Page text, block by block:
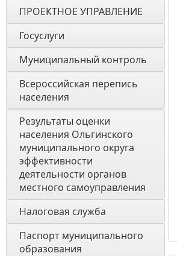
ПРОЕКТНОЕ УПРАВЛЕНИЕ
Госуслуги
Муниципальный контроль
Всероссийская перепись
населения
Результаты оценки
населения Ольгинского
муниципального округа
эффективности
деятельности органов
местного самоуправления
Налоговая служба
Паспорт муниципального
образования